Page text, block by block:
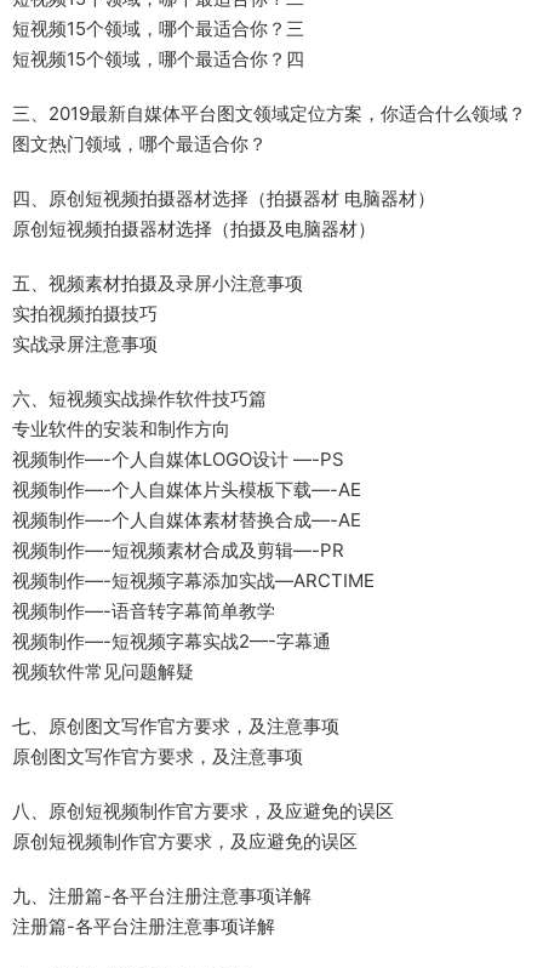
短视频15个领域，哪个最适合你？三
短视频15个领域，哪个最适合你？四
三、2019最新自媒体平台图文领域定位方案，你适合什么领域？
图文热门领域，哪个最适合你？
四、原创短视频拍摄器材选择（拍摄器材 电脑器材）
原创短视频拍摄器材选择（拍摄及电脑器材）
五、视频素材拍摄及录屏小注意事项
实拍视频拍摄技巧
实战录屏注意事项
六、短视频实战操作软件技巧篇
专业软件的安装和制作方向
视频制作—-个人自媒体LOGO设计 —-PS
视频制作—-个人自媒体片头模板下载—-AE
视频制作—-个人自媒体素材替换合成—-AE
视频制作—-短视频素材合成及剪辑—-PR
视频制作—-短视频字幕添加实战—ARCTIME
视频制作—-语音转字幕简单教学
视频制作—-短视频字幕实战2—-字幕通
视频软件常见问题解疑
七、原创图文写作官方要求，及注意事项
原创图文写作官方要求，及注意事项
八、原创短视频制作官方要求，及应避免的误区
原创短视频制作官方要求，及应避免的误区
九、注册篇-各平台注册注意事项详解
注册篇-各平台注册注意事项详解